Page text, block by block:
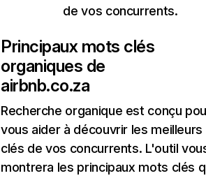
de vos concurrents.
Principaux mots clés
organiques de
airbnb.co.za
Recherche organique est conçu
vous aider à découvrir les
clés de vos concurrents. L'outil
montrera les principaux mots clés